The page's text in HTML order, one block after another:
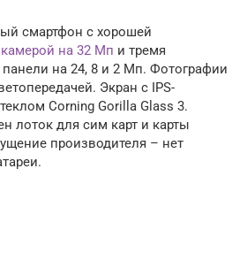
смартфон с хорошей
камерой на 32 Мп и тремя
на 24, 8 и 2 Мп. Фотографии
Экран с IPS-
Corning Gorilla Glass 3.
лоток для сим карт и карты
производителя – нет